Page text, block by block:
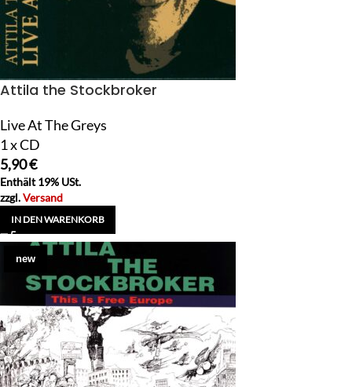
Attila the Stockbroker
Live At The Greys
1 x CD
5,90€
Enthält 19% USt.
zzgl.Versand
IN DEN WARENKORB
new